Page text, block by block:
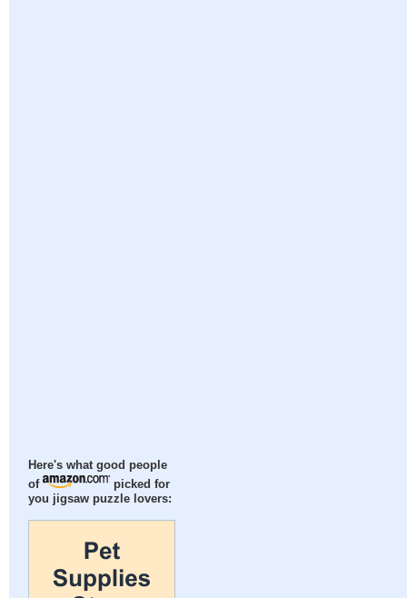
Here's what good people
of
picked for
you jigsaw puzzle lovers: